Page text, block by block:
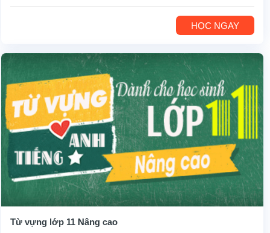
HỌC NGAY
Từ vựng lớp 11 Nâng cao